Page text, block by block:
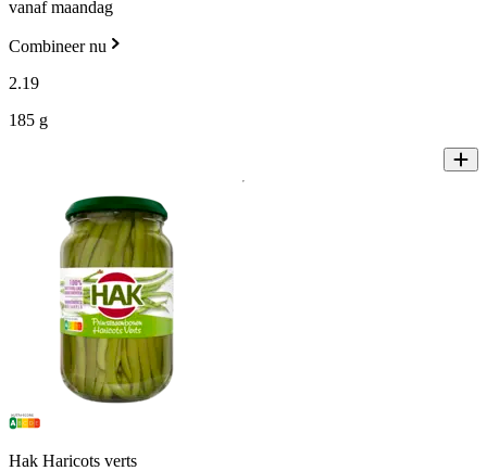
vanaf maandag
Combineer nu
2.19
185 g
Hak Haricots verts